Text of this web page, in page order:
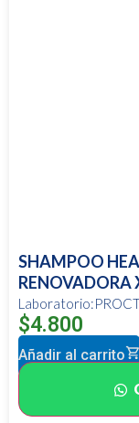
SHAMPOO
RENOVADORA
$4.800
Añadir al carrito